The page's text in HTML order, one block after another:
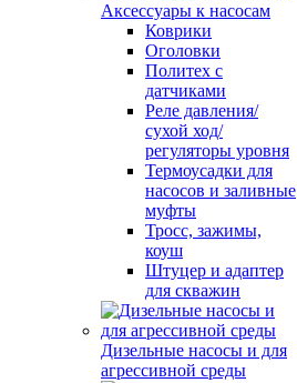
Аксессуары к насосам
Коврики
Оголовки
Политех с
датчиками
Реле давления/
сухой ход/
регуляторы уровня
Термоусадки для
насосов и заливные
муфты
Тросс, зажимы,
коуш
Штуцер и адаптер
для скважин
Дизельные насосы и для
агрессивной среды